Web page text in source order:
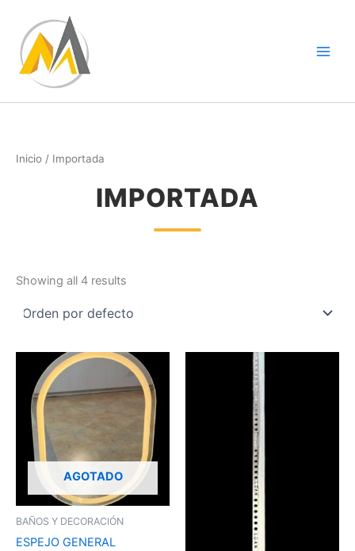
contenido
Inicio / Importada
IMPORTADA
Showing all 4 results
AGOTADO
BAÑOS Y DECORACIÓN
ESPEJO GENERAL